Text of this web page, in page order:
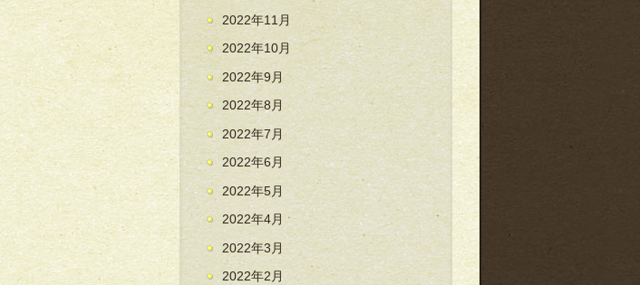
2022年11月
2022年10月
2022年9月
2022年8月
2022年7月
2022年6月
2022年5月
2022年4月
2022年3月
2022年2月